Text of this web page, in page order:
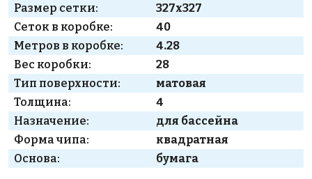
Размер сетки:
327x327
Сеток в коробке:
40
Метров в коробке:
4.28
Вес коробки:
28
Тип поверхности:
матовая
Толщина:
4
Назначение:
для бассейна
Форма чипа:
квадратная
Основа:
бумага